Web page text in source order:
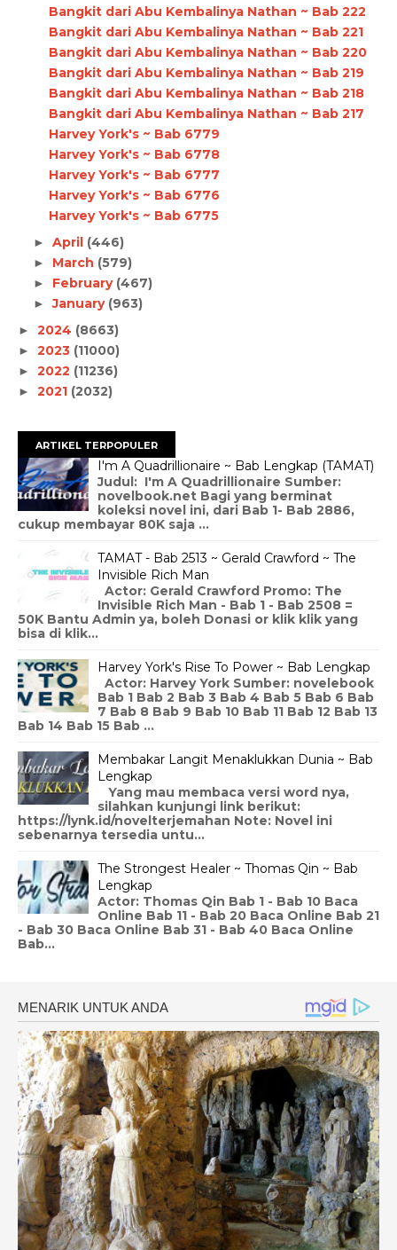
Bangkit dari Abu Kembalinya Nathan ~ Bab 222
Bangkit dari Abu Kembalinya Nathan ~ Bab 221
Bangkit dari Abu Kembalinya Nathan ~ Bab 220
Bangkit dari Abu Kembalinya Nathan ~ Bab 219
Bangkit dari Abu Kembalinya Nathan ~ Bab 218
Bangkit dari Abu Kembalinya Nathan ~ Bab 217
Harvey York's ~ Bab 6779
Harvey York's ~ Bab 6778
Harvey York's ~ Bab 6777
Harvey York's ~ Bab 6776
Harvey York's ~ Bab 6775
► April (446)
► March (579)
► February (467)
►January (963)
► 2024 (8663)
► 2023 (11000)
► 2022 (11236)
► 2021 (2032)
ARTIKEL TERPOPULER
I'm A Quadrillionaire ~ Bab Lengkap (TAMAT)
Judul: I'm A Quadrillionaire Sumber:
novelbook.net Bagi yang berminat
koleksi novel ini, dari Bab 1- Bab 2886,
cukup membayar 80K saja ...
TAMAT - Bab 2513 ~ Gerald Crawford ~ The
Invisible Rich Man
Actor: Gerald Crawford Promo: The
Invisible Rich Man - Bab 1 - Bab 2508 =
50K Bantu Admin ya, boleh Donasi or klik klik yang
bisa di klik...
Harvey York's Rise To Power ~ Bab Lengkap
Actor: Harvey York Sumber: novelebook
Bab 1 Bab 2 Bab 3 Bab 4 Bab 5 Bab 6 Bab
7 Bab 8 Bab 9 Bab 10 Bab 11 Bab 12 Bab 13
Bab 14 Bab 15 Bab ...
Membakar Langit Menaklukkan Dunia ~ Bab
Lengkap
Yang mau membaca versi word nya,
silahkan kunjungi link berikut:
https://lynk.id/novelterjemahan Note: Novel ini
sebenarnya tersedia untu...
The Strongest Healer ~ Thomas Qin ~ Bab
Lengkap
Actor: Thomas Qin Bab 1 - Bab 10 Baca
Online Bab 11 - Bab 20 Baca Online Bab 21
- Bab 30 Baca Online Bab 31 - Bab 40 Baca Online
Bab...